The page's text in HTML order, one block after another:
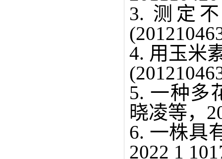
3. 测定
4. 用玉米
5. 一种多
晓凌等，
6. 一株具
2022 1